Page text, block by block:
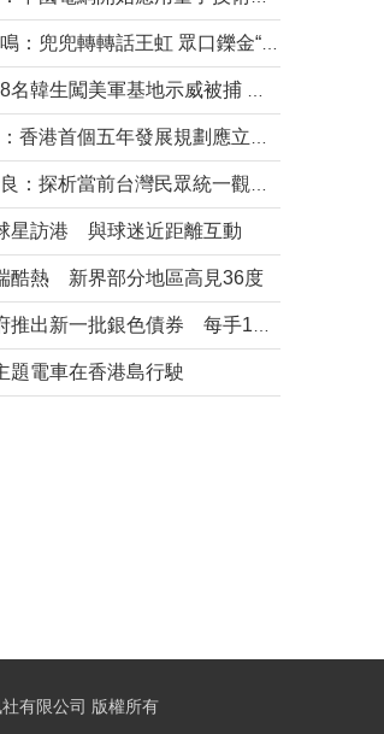
星訪港 與球迷近距離互動
酷熱 新界部分地區高見36度
題電車在香港島行駛
有限公司 版權所有